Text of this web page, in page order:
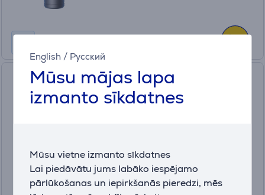
English / Русский
Mūsu mājas lapa
izmanto sīkdatnes
Mūsu vietne izmanto sīkdatnes
Lai piedāvātu jums labāko iespējamo
pārlūkošanas un iepirkšanās pieredzi, mēs
Philips Torch, 770lm, 24W,
pelēka - LED lukturis
31 .99 €